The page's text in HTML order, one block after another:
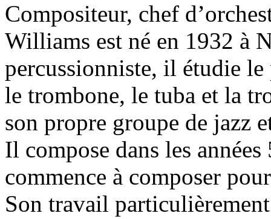
Compositeur, chef
Williams est né en 1932 à
percussionniste, il étudie le
le trombone, le tuba et la
son propre groupe de jazz
Il compose dans les
commence à composer
Son travail